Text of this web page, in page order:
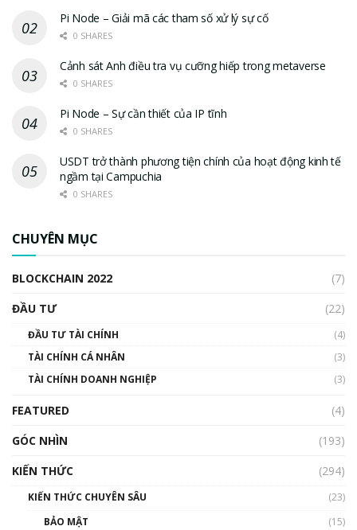
Pi Node – Giải mã các tham số xử lý sự cố
0 SHARES
Cảnh sát Anh điều tra vụ cưỡng hiếp trong metaverse
0 SHARES
Pi Node – Sự cần thiết của IP tĩnh
0 SHARES
USDT trở thành phương tiện chính của hoạt động kinh tế
ngầm tại Campuchia
0 SHARES
CHUYÊN MỤC
BLOCKCHAIN 2022
(7)
ĐẦU TƯ
(22)
ĐẦU TƯ TÀI CHÍNH
(4)
TÀI CHÍNH CÁ NHÂN
(3)
TÀI CHÍNH DOANH NGHIỆP
(3)
FEATURED
(4)
GÓC NHÌN
(193)
KIẾN THỨC
(294)
KIẾN THỨC CHUYÊN SÂU
(23)
BẢO MẬT
(15)